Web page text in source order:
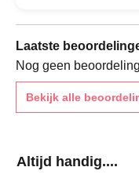
Laatste
Nog geen
Bekijk alle
Productgalerij
Altijd handig....